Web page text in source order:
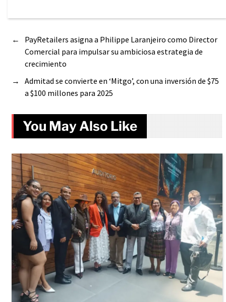
←
PayRetailers asigna a Philippe Laranjeiro como Director
Comercial para impulsar su ambiciosa estrategia de
crecimiento
→
Admitad se convierte en ‘Mitgo’, con una inversión de $75
a $100 millones para 2025
You May Also Like